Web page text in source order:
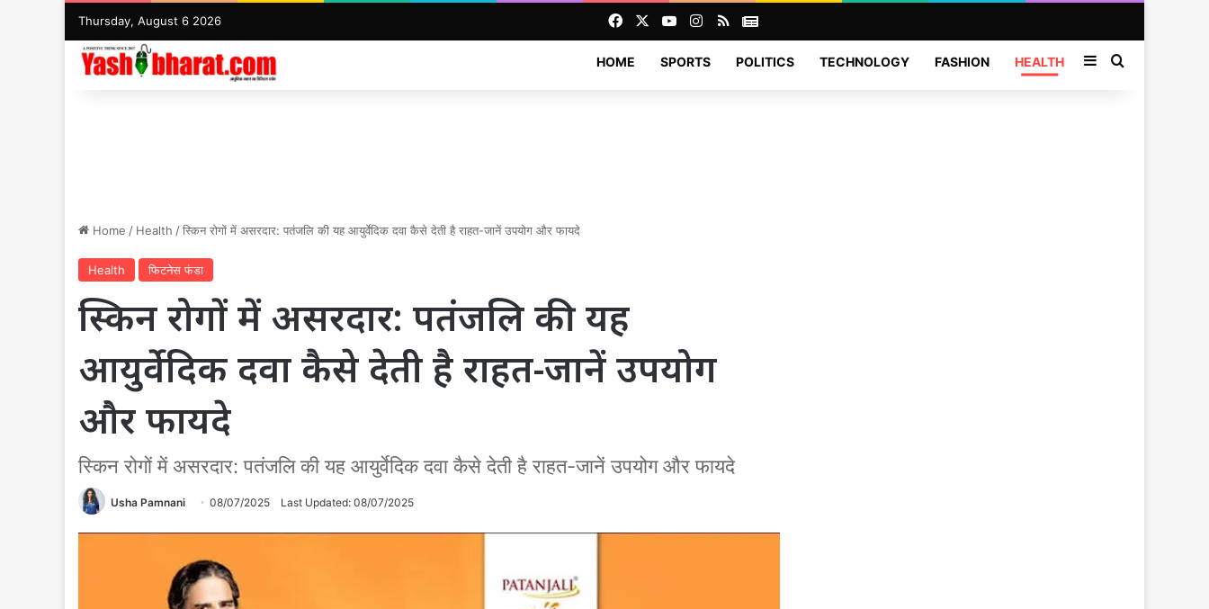
Thursday, August 6 2026 FacebookYouTubeInstagram
RSSNews
HOME SPORTS POLITICS TECHNOLOGY FASHION HEALTH SidebarSearch for
Home / Health /स्किन रोगों में असरदार: पतंजलि की यह आयुर्वेदिक दवा कैसे देती है राहत-जानें उपयोग और फायदे
Health फिटनेस फंडा
स्किन रोगों में असरदार: पतंजलि की यह
आयुर्वेदिक दवा कैसे देती है राहत-जानें उपयोग
और फायदे
स्किन रोगों में असरदार: पतंजलि की यह आयुर्वेदिक दवा कैसे देती है राहत-जानें उपयोग और फायदे
Usha Pamnani 08/07/2025 Last Updated: 08/07/2025